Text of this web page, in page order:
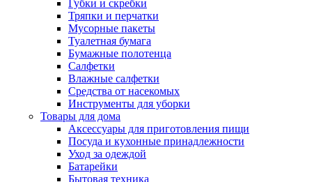
Губки и скребки
Тряпки и перчатки
Мусорные пакеты
Туалетная бумага
Бумажные полотенца
Салфетки
Влажные салфетки
Средства от насекомых
Инструменты для уборки
Товары для дома
Аксессуары для приготовления пищи
Посуда и кухонные принадлежности
Уход за одеждой
Батарейки
Бытовая техника